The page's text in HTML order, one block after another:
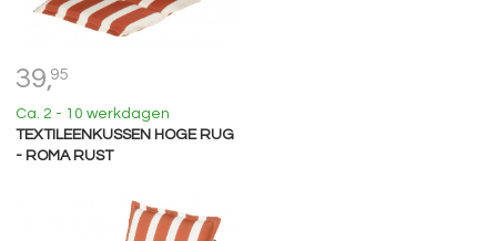
39,95
Ca. 2 - 10 werkdagen
TEXTILEENKUSSEN HOGE RUG
- ROMA RUST